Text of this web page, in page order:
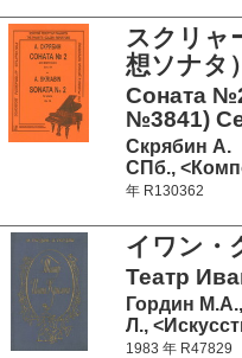
スクリャ
想ソナ
Соната
№3841)
Скрябин А.
СПб.,
年 R130362
イワン・
Театр
Гордин
Л.,
1983 年 R47829